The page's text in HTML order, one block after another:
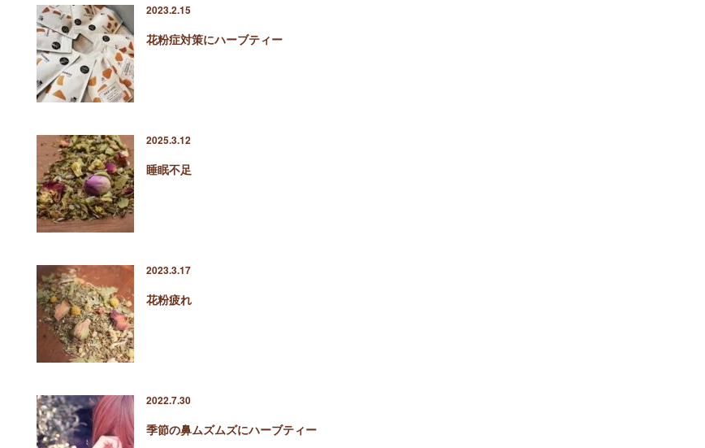
2023.2.15
花粉症対策にハーブティー
2025.3.12
睡眠不足
2023.3.17
花粉疲れ
2022.7.30
季節の鼻ムズムズにハーブティー